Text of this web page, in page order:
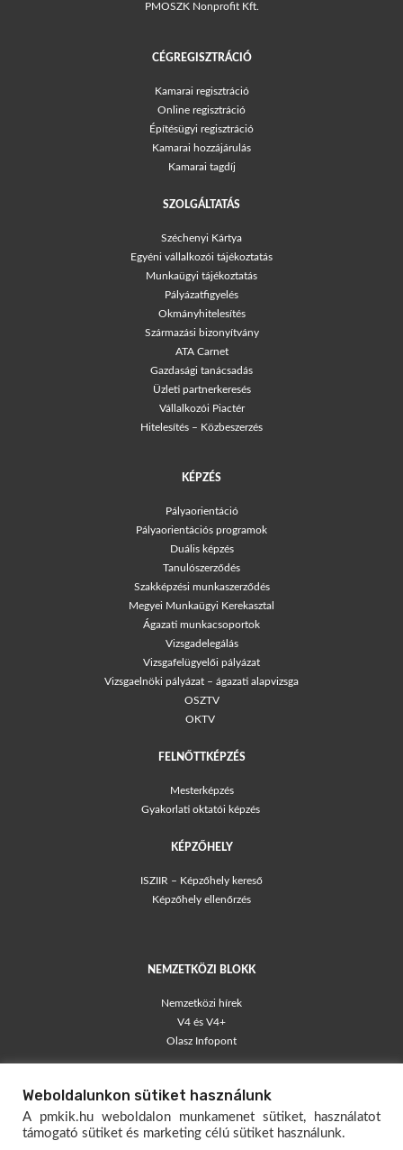
PMOSZK Nonprofit Kft.
CÉGREGISZTRÁCIÓ
Kamarai regisztráció
Online regisztráció
Építésügyi regisztráció
Kamarai hozzájárulás
Kamarai tagdíj
SZOLGÁLTATÁS
Széchenyi Kártya
Egyéni vállalkozói tájékoztatás
Munkaügyi tájékoztatás
Pályázatfigyelés
Okmányhitelesítés
Származási bizonyítvány
ATA Carnet
Gazdasági tanácsadás
Üzleti partnerkeresés
Vállalkozói Piactér
Hitelesítés – Közbeszerzés
KÉPZÉS
Pályaorientáció
Pályaorientációs programok
Duális képzés
Tanulószerződés
Szakképzési munkaszerződés
Megyei Munkaügyi Kerekasztal
Ágazati munkacsoportok
Vizsgadelegálás
Vizsgafelügyelői pályázat
Vizsgaelnöki pályázat – ágazati alapvizsga
OSZTV
OKTV
FELNŐTTKÉPZÉS
Mesterképzés
Gyakorlati oktatói képzés
KÉPZŐHELY
ISZIIR – Képzőhely kereső
Képzőhely ellenőrzés
NEMZETKÖZI BLOKK
Nemzetközi hírek
V4 és V4+
Olasz Infopont
Blog – egyéni vállalkozók
Társas Vállalkozói Kisokos
Weboldalunkon sütiket használunk
A pmkik.hu weboldalon munkamenet sütiket, használatot
támogató sütiket és marketing célú sütiket használunk.